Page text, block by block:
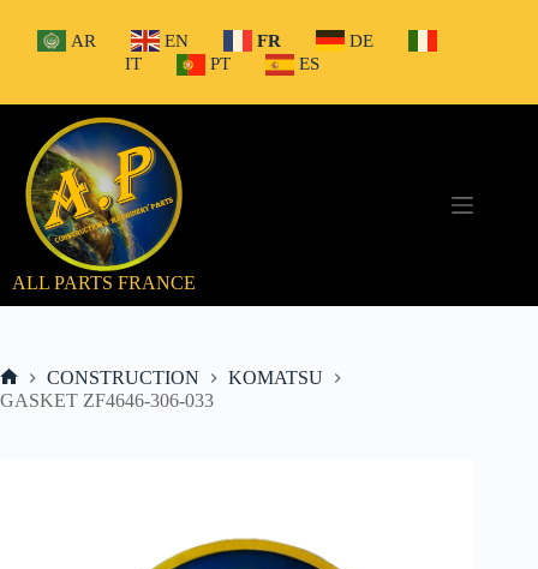
contenu
AR EN FR
DE
IT
PT ES
ALL PARTS FRANCE
Accueil
CONSTRUCTION
KOMATSU
GASKET ZF4646-306-033